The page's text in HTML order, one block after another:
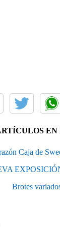
EN
Caja de
Brotes